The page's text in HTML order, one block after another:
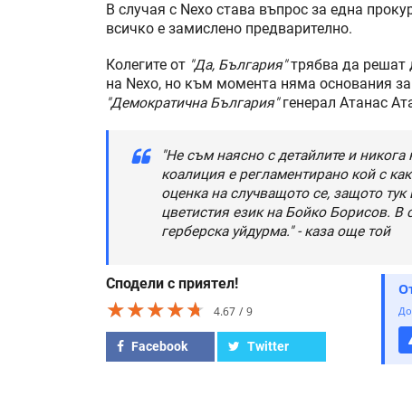
В случая с Nexo става въпрос за една
всичко е замислено предварително.
Колегите от "Да, България"трябва да решат
на Nexo, но към момента няма основания
"Демократична България"генерал Атанас
"Не съм наясно с детайлите и
коалиция е регламентирано кой с
оценка на случващото се, защото
цветистия език на Бойко Борисов. В
герберска уйдурма." - каза още той
Сподели с приятел!
★★★★★
★★★★★
★★★★★ 4.67 9
Facebook Twitter